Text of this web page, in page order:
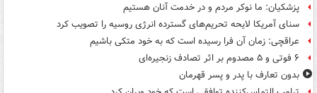
پزشکیان: ما نوکر مردم و در خدمت آنان هستیم
سنای آمریکا لایحه تحریم‌های گسترده انرژی روسیه را تصویب کرد
عراقچی: زمان آن فرا رسیده است که به خود متکی باشیم
۶ فوتی و ۵ مصدوم بر اثر تصادف زنجیره‌ای
بدون تعارف با پدر و پسر قهرمان